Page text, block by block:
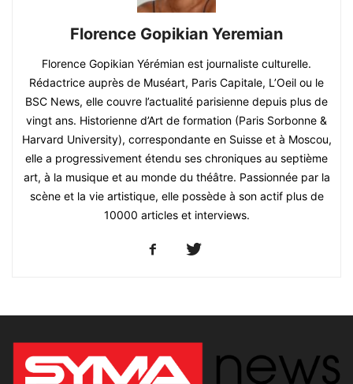
Florence Gopikian Yeremian
Florence Gopikian Yérémian est journaliste culturelle.
Rédactrice auprès de Muséart, Paris Capitale, L’Oeil ou le
BSC News, elle couvre l’actualité parisienne depuis plus de
vingt ans. Historienne d’Art de formation (Paris Sorbonne &
Harvard University), correspondante en Suisse et à Moscou,
elle a progressivement étendu ses chroniques au septième
art, à la musique et au monde du théâtre. Passionnée par la
scène et la vie artistique, elle possède à son actif plus de
10000 articles et interviews.